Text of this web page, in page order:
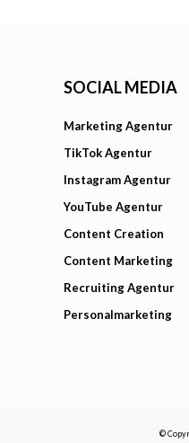
SOCIAL MEDIA
Marketing Agentur
TikTok Agentur
Instagram Agentur
YouTube Agentur
Content Creation
Content Marketing
Recruiting Agentur
Personalmarketing
©